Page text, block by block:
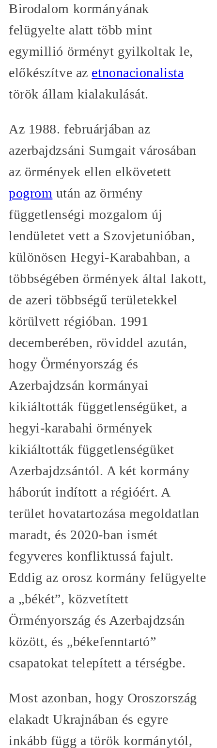
Birodalom kormányának
felügyelte alatt több mint
egymillió örményt gyilkoltak le,
előkészítve az etnonacionalista
török állam kialakulását.
Az 1988. februárjában az
azerbajdzsáni Sumgait városában
az örmények ellen elkövetett
pogrom után az örmény
függetlenségi mozgalom új
lendületet vett a Szovjetunióban,
különösen Hegyi-Karabahban, a
többségében örmények által lakott,
de azeri többségű területekkel
körülvett régióban. 1991
decemberében, röviddel azután,
hogy Örményország és
Azerbajdzsán kormányai
kikiáltották függetlenségüket, a
hegyi-karabahi örmények
kikiáltották függetlenségüket
Azerbajdzsántól. A két kormány
háborút indított a régióért. A
terület hovatartozása megoldatlan
maradt, és 2020-ban ismét
fegyveres konfliktussá fajult.
Eddig az orosz kormány felügyelte
a „békét”, közvetített
Örményország és Azerbajdzsán
között, és „békefenntartó”
csapatokat telepített a térségbe.
Most azonban, hogy Oroszország
elakadt Ukrajnában és egyre
inkább függ a török kormánytól,